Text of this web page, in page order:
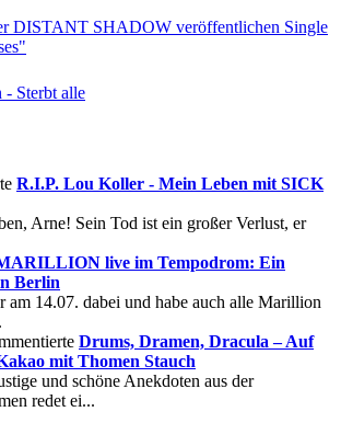
DISTANT SHADOW veröffentlichen Single
- Sterbt alle
R.I.P. Lou Koller - Mein Leben mit SICK
Arne! Sein Tod ist ein großer Verlust, er
live im Tempodrom: Ein
Berlin
14.07. dabei und habe auch alle Marillion
Drums, Dramen, Dracula – Auf
mit Thomen Stauch
und schöne Anekdoten aus der
redet ei...